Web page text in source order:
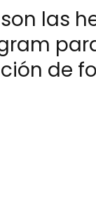
las
de